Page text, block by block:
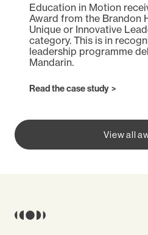
Education in Motion
Award from the Brandon
Unique or Innovative
category. This is in
leadership programme
Mandarin.
Read the case study(opens in
View all